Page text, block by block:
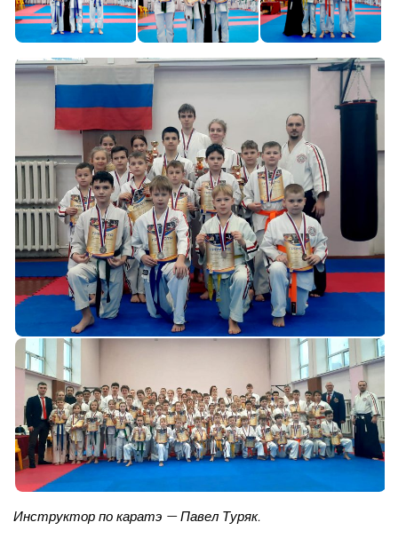
Инструктор по каратэ — Павел Туряк.